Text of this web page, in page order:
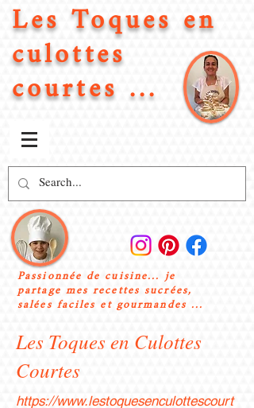
Les Toques en
culottes
courtes ...
Passionnée de cuisine... je
partage mes recettes sucrées,
salées faciles et gourmandes ...
Les Toques en Culottes
Courtes
https://www.lestoquesenculottescourt